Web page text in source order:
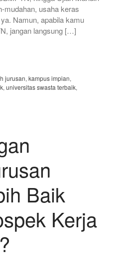
mudahan, usaha keras
Namun, apabila kamu
jangan langsung […]
jurusan, kampus impian,
, universitas swasta terbaik,
Baik
Kerja